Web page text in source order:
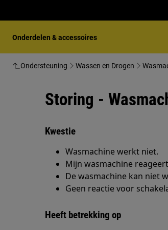
Onderdelen & accessoires
Ondersteuning Wassen en Drogen
Storing -
Kwestie
Wasmachine werkt niet.
Mijn wasmachine reageert
De wasmachine kan niet
Geen reactie voor
Heeft betrekking op